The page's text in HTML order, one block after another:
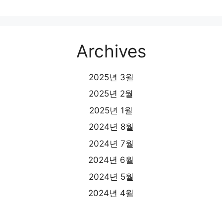
Archives
2025년 3월
2025년 2월
2025년 1월
2024년 8월
2024년 7월
2024년 6월
2024년 5월
2024년 4월